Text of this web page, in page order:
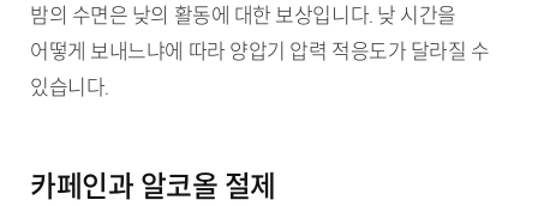
밤의 수면은 낮의 활동에 대한 보상입니다. 낮 시간을
어떻게 보내느냐에 따라 양압기 압력 적응도가 달라질 수
있습니다.
카페인과 알코올 절제